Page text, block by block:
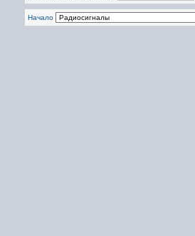
Начало